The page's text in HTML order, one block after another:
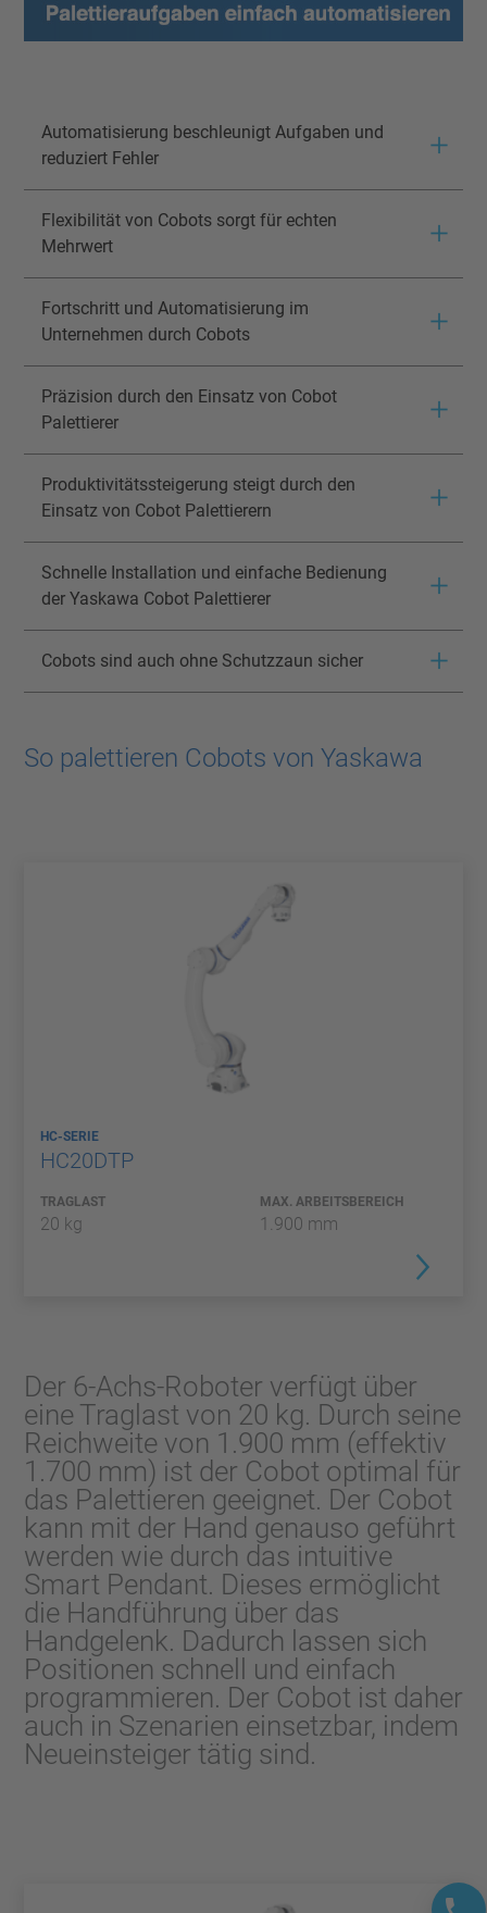
Automatisierung beschleunigt Aufgaben und
reduziert Fehler
Flexibilität von Cobots sorgt für echten
Mehrwert
Fortschritt und Automatisierung im
Unternehmen durch Cobots
Präzision durch den Einsatz von Cobot
Palettierer
Produktivitätssteigerung steigt durch den
Einsatz von Cobot Palettierern
Schnelle Installation und einfache Bedienung
der Yaskawa Cobot Palettierer
Cobots sind auch ohne Schutzzaun sicher
So palettieren Cobots von Yaskawa
HC-SERIE
HC20DTP
TRAGLAST
20 kg
MAX. ARBEITSBEREICH
1.900 mm
Der 6-Achs-Roboter verfügt über
eine Traglast von 20 kg. Durch seine
Reichweite von 1.900 mm (effektiv
1.700 mm) ist der Cobot optimal für
das Palettieren geeignet. Der Cobot
kann mit der Hand genauso geführt
werden wie durch das intuitive
Smart Pendant. Dieses ermöglicht
die Handführung über das
Handgelenk. Dadurch lassen sich
Positionen schnell und einfach
programmieren. Der Cobot ist daher
auch in Szenarien einsetzbar, indem
Neueinsteiger tätig sind.